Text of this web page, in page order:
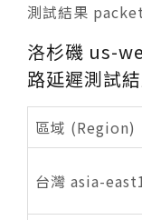
測試結果
洛杉磯 us-
路延遲測試結
區域 (Region)
台灣 asia-